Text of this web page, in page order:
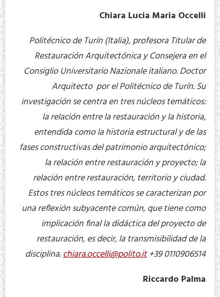
Chiara Lucia Maria Occelli
Politécnico de Turín (Italia), profesora Titular de
Restauración Arquitectónica y Consejera en el
Consiglio Universitario Nazionale italiano. Doctor
Arquitecto por el Politécnico de Turín. Su
investigación se centra en tres núcleos temáticos:
la relación entre la restauración y la historia,
entendida como la historia estructural y de las
fases constructivas del patrimonio arquitectónico;
la relación entre restauración y proyecto; la
relación entre restauración, territorio y ciudad.
Estos tres núcleos temáticos se caracterizan por
una reflexión subyacente común, que tiene como
implicación final la didáctica del proyecto de
restauración, es decir, la transmisibilidad de la
disciplina.chiara.occelli@polito.it+39 0110906514
Riccardo Palma